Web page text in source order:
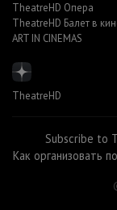
TheatreHD Опера
TheatreHD Балет в
ART IN CINEMAS
TheatreHD
Subscribe to
Как организовать